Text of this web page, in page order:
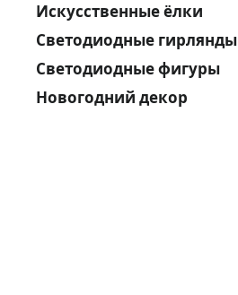
Искусственные ёлки
Светодиодные гирлянды
Светодиодные фигуры
Новогодний декор